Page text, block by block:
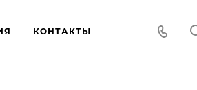
КОНТАКТЫ